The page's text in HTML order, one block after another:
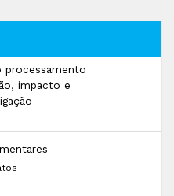
processamento
impacto e